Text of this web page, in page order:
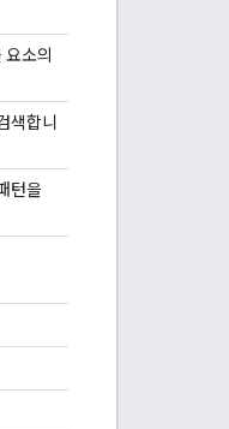
소의
색합니
턴을